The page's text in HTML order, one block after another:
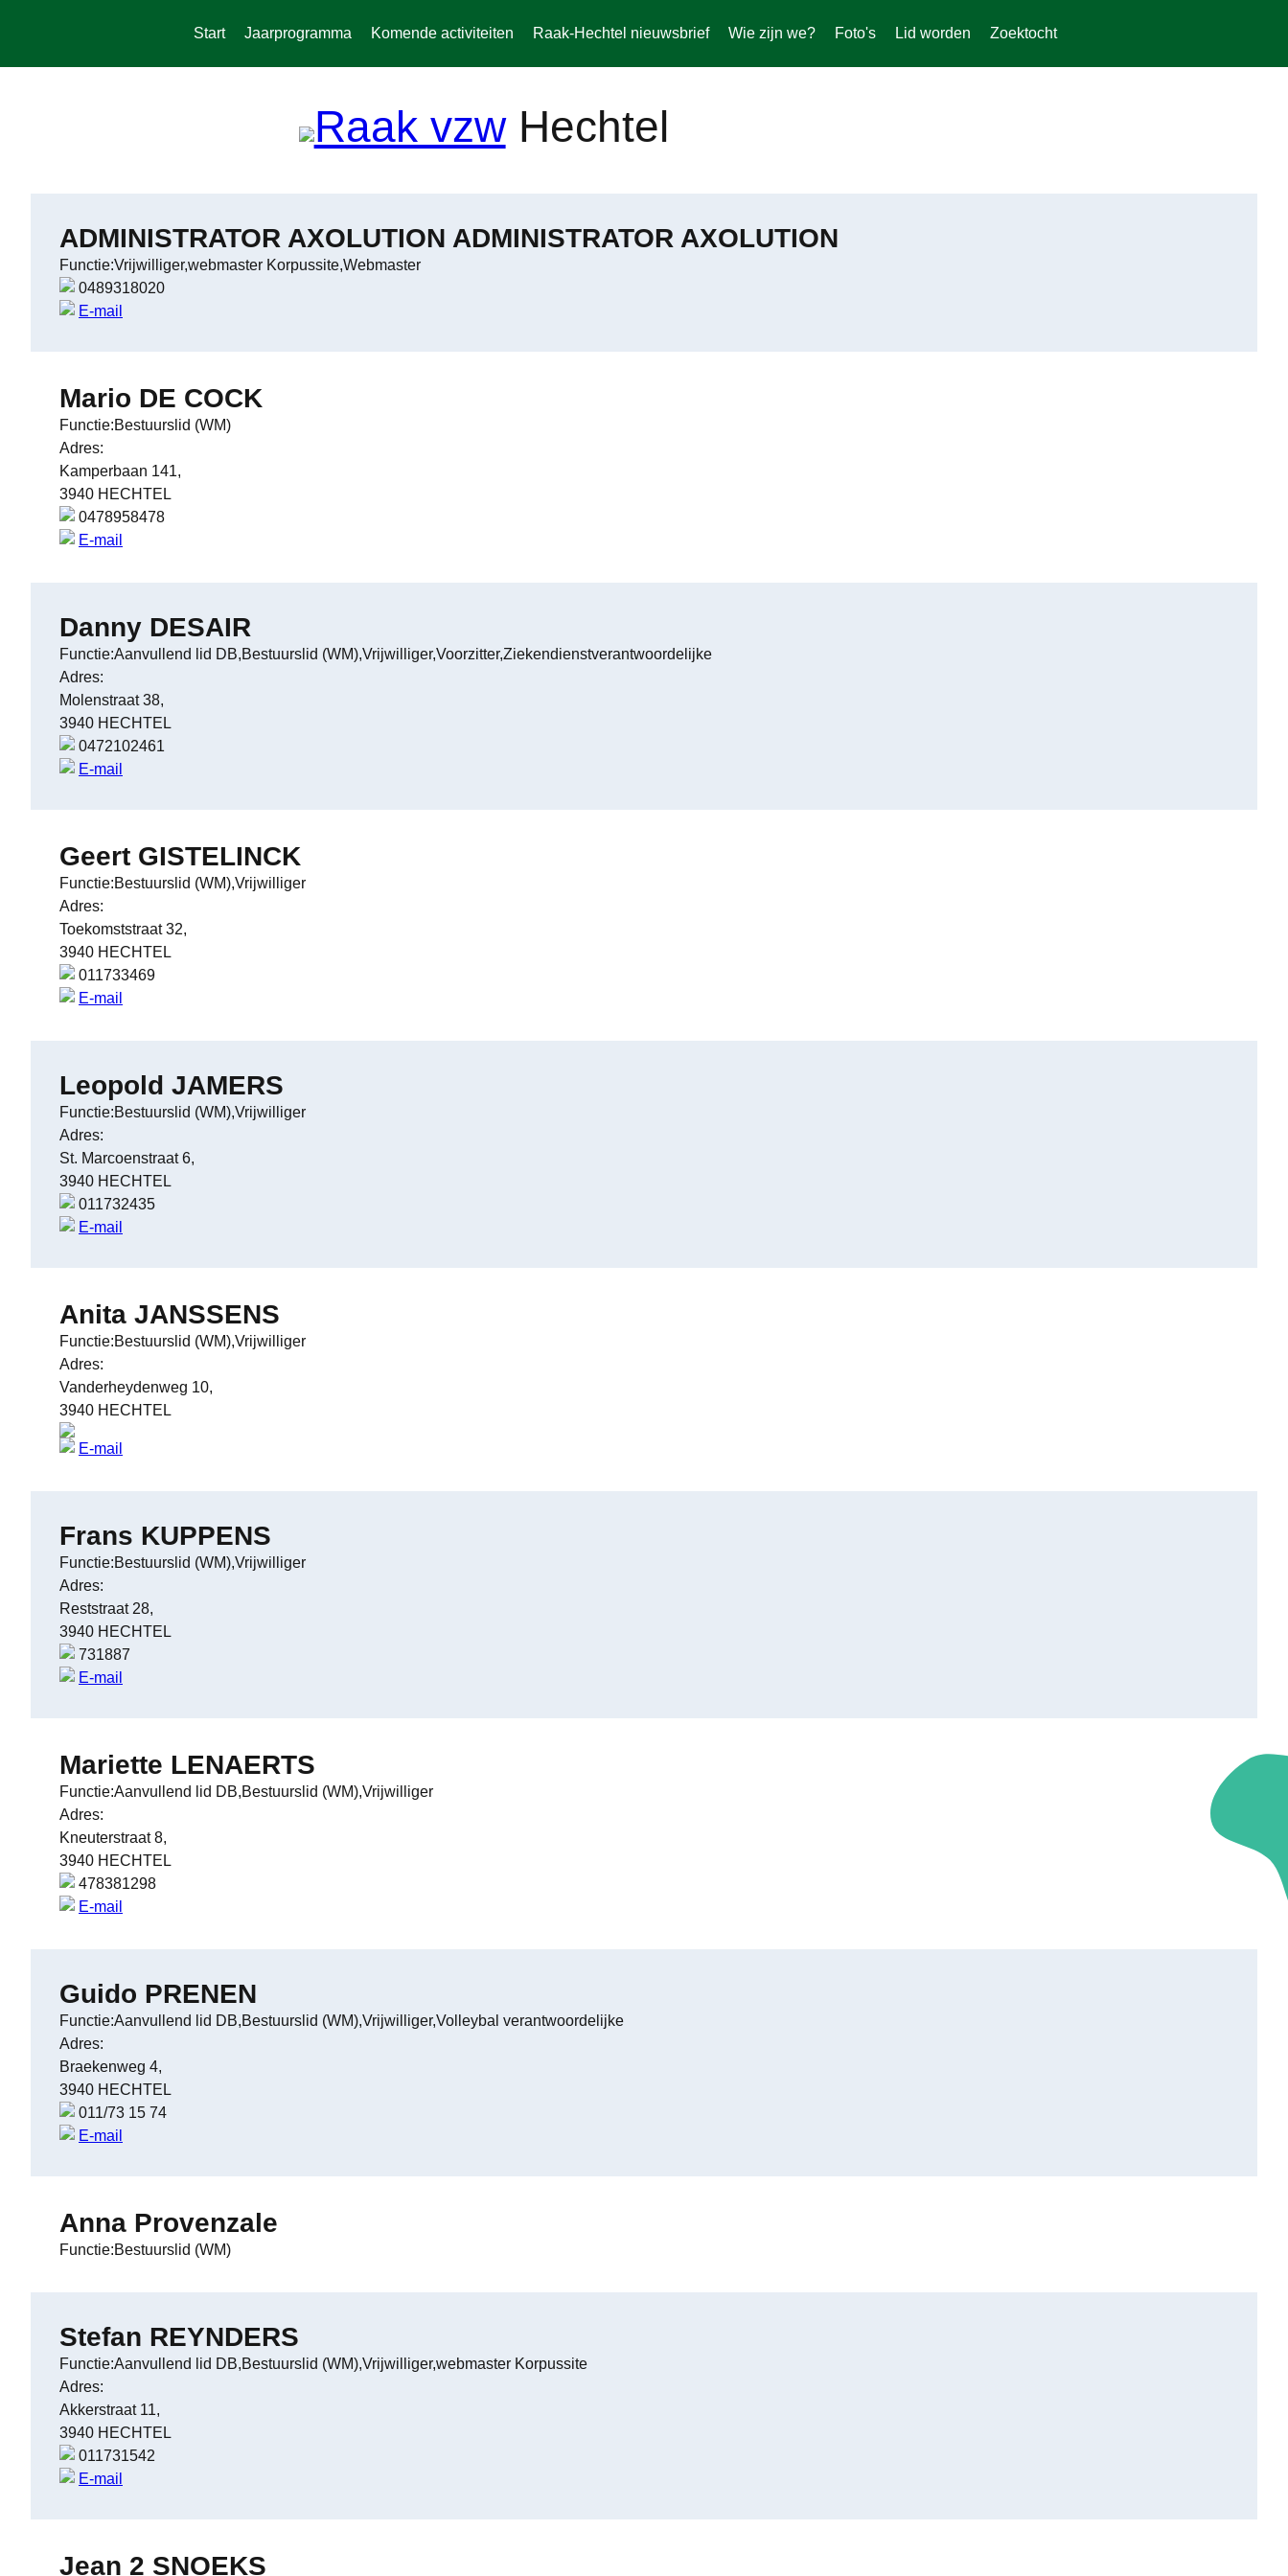
Start Jaarprogramma Komende activiteiten Raak-Hechtel nieuwsbrief Wie zijn we? Foto's Lid worden Zoektocht
Hechtel
ADMINISTRATOR AXOLUTION ADMINISTRATOR AXOLUTION
Functie:Vrijwilliger,webmaster Korpussite,Webmaster
0489318020
E-mail
Mario DE COCK
Functie:Bestuurslid (WM)
Adres:
Kamperbaan 141,
3940 HECHTEL
0478958478
E-mail
Danny DESAIR
Functie:Aanvullend lid DB,Bestuurslid (WM),Vrijwilliger,Voorzitter,Ziekendienstverantwoordelijke
Adres:
Molenstraat 38,
3940 HECHTEL
0472102461
E-mail
Geert GISTELINCK
Functie:Bestuurslid (WM),Vrijwilliger
Adres:
Toekomststraat 32,
3940 HECHTEL
011733469
E-mail
Leopold JAMERS
Functie:Bestuurslid (WM),Vrijwilliger
Adres:
St. Marcoenstraat 6,
3940 HECHTEL
011732435
E-mail
Anita JANSSENS
Functie:Bestuurslid (WM),Vrijwilliger
Adres:
Vanderheydenweg 10,
3940 HECHTEL
E-mail
Frans KUPPENS
Functie:Bestuurslid (WM),Vrijwilliger
Adres:
Reststraat 28,
3940 HECHTEL
731887
E-mail
Mariette LENAERTS
Functie:Aanvullend lid DB,Bestuurslid (WM),Vrijwilliger
Adres:
Kneuterstraat 8,
3940 HECHTEL
478381298
E-mail
Guido PRENEN
Functie:Aanvullend lid DB,Bestuurslid (WM),Vrijwilliger,Volleybal verantwoordelijke
Adres:
Braekenweg 4,
3940 HECHTEL
011/73 15 74
E-mail
Anna Provenzale
Functie:Bestuurslid (WM)
Stefan REYNDERS
Functie:Aanvullend lid DB,Bestuurslid (WM),Vrijwilliger,webmaster Korpussite
Adres:
Akkerstraat 11,
3940 HECHTEL
011731542
E-mail
Jean 2 SNOEKS